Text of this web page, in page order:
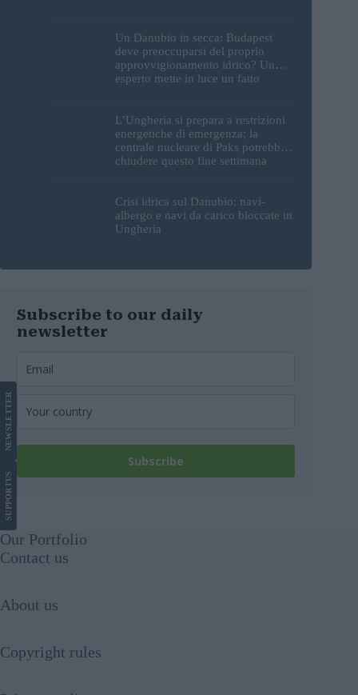
Un Danubio in secca: Budapest
deve preoccuparsi del proprio
approvvigionamento idrico? Un
esperto mette in luce un fatto
L’Ungheria si prepara a restrizioni
energetiche di emergenza; la
centrale nucleare di Paks potrebbe
chiudere questo fine settimana
Crisi idrica sul Danubio: navi-
albergo e navi da carico bloccate in
Ungheria
Subscribe to our daily
newsletter
Subscribe
SUPPORT
US
NEWS
LETTER
Our Portfolio
Contact us
About us
Copyright rules